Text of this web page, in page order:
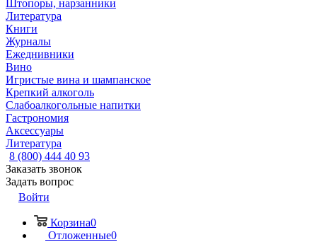
Штопоры, нарзанники
Литература
Книги
Журналы
Ежеднивники
Вино
Игристые вина и шампанское
Крепкий алкоголь
Слабоалкогольные напитки
Гастрономия
Аксессуары
Литература
8 (800) 444 40 93
Заказать звонок
Задать вопрос
Войти
Корзина0
Отложенные0